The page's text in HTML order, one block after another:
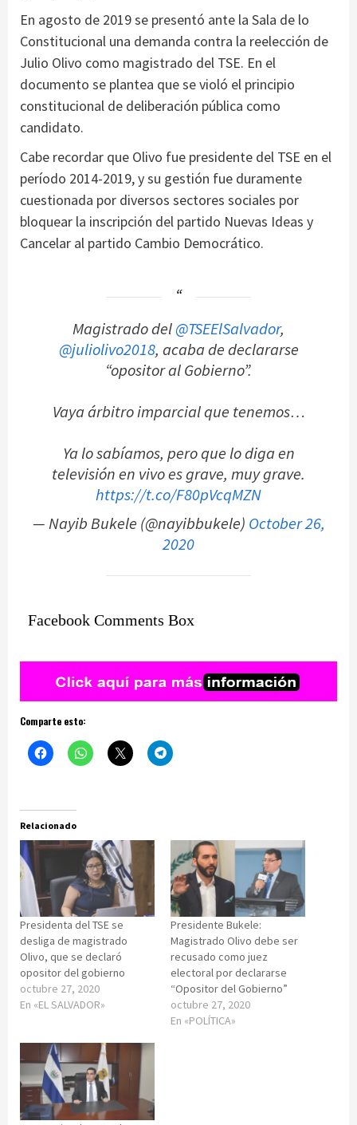
En agosto de 2019 se presentó ante la Sala de lo
Constitucional una demanda contra la reelección de
Julio Olivo como magistrado del TSE. En el
documento se plantea que se violó el principio
constitucional de deliberación pública como
candidato.
Cabe recordar que Olivo fue presidente del TSE en el
período 2014-2019, y su gestión fue duramente
cuestionada por diversos sectores sociales por
bloquear la inscripción del partido Nuevas Ideas y
Cancelar al partido Cambio Democrático.
Magistrado del@TSEElSalvador,
@juliolivo2018, acaba de declararse
“opositor al Gobierno”.
Vaya árbitro imparcial que tenemos…
Ya lo sabíamos, pero que lo diga en
televisión en vivo es grave, muy grave.
https://t.co/F80pVcqMZN
— Nayib Bukele (@nayibbukele) October 26,
2020
Facebook Comments Box
Comparte esto:
Relacionado
Presidenta del TSE se
desliga de magistrado
Olivo, que se declaró
opositor del gobierno
octubre 27, 2020
En «EL SALVADOR»
Presidente Bukele:
Magistrado Olivo debe ser
recusado como juez
electoral por declararse
“Opositor del Gobierno”
octubre 27, 2020
En «POLÍTICA»